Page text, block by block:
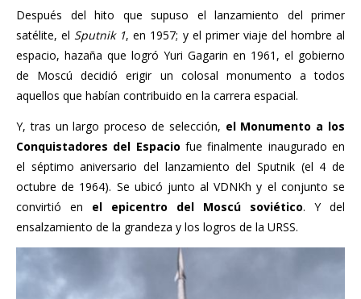
Después del hito que supuso el lanzamiento del primer
satélite, el Sputnik 1, en 1957; y el primer viaje del hombre al
espacio, hazaña que logró Yuri Gagarin en 1961, el gobierno
de Moscú decidió erigir un colosal monumento a todos
aquellos que habían contribuido en la carrera espacial.
Y, tras un largo proceso de selección, el Monumento a los
Conquistadores del Espacio fue finalmente inaugurado en
el séptimo aniversario del lanzamiento del Sputnik (el 4 de
octubre de 1964). Se ubicó junto al VDNKh y el conjunto se
convirtió en el epicentro del Moscú soviético. Y del
ensalzamiento de la grandeza y los logros de la URSS.